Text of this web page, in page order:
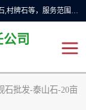
武汉明石石业公司主营景观石，门牌石，刻字石，泰山石,村牌石等，服务范围主要有：武汉，咸宁等地区。公司秉承敬业奉献、锐意创新的企业精神，从无到有，从小到大，以一种产业报国的创业精神，竭诚为客户提供服务，为社会设计财富。
司
石批发-泰山石-20亩